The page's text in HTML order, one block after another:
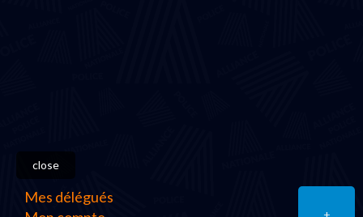
+
close
Mes délégués